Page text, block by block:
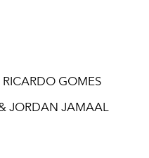
RICARDO GOMES
JORDAN JAMAAL